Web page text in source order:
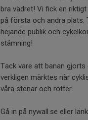
bra vädret! Vi fick en
på första och andra plats.
hejande publik och
stämning!
Tack vare att banan
verkligen märktes när
våra stenar och rötter.
Gå in på nywall.se eller